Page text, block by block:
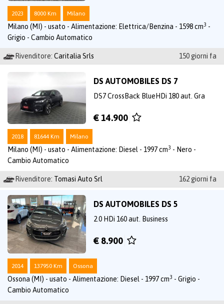
2023 8000 Km Milano
Milano (MI) - usato - Alimentazione: Elettrica/Benzina - 1598 cm3 -
Grigio - Cambio Automatico
Rivenditore: Caritalia Srls 150 giorni fa
DS AUTOMOBILES DS 7
DS7 CrossBack BlueHDi 180 aut. Gra
€ 14.900
2018 81644 Km Milano
Milano (MI) - usato - Alimentazione: Diesel - 1997 cm3 - Nero -
Cambio Automatico
Rivenditore: Tomasi Auto Srl 162 giorni fa
DS AUTOMOBILES DS 5
2.0 HDi 160 aut. Business
€ 8.900
2014 137950 Km Ossona
Ossona (MI) - usato - Alimentazione: Diesel - 1997 cm3 - Grigio -
Cambio Automatico